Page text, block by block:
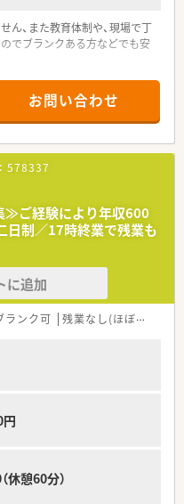
、また教育体制や、現場で丁
でブランクある方などでも安
サポートできますよう、まご
域のかかりつけ薬局を目指し
お問い合わせ
578337
≫ご経験により年収600
日制／17時終業で残業も
に追加
ランク可 残業なし(ほぼなし含む)
憩60分）